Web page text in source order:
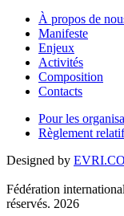
À propos de
Manifeste
Enjeux
Activités
Composition
Contacts
Pour les
Règlement
Designed by EVRI.CO
Fédération
réservés. 2026